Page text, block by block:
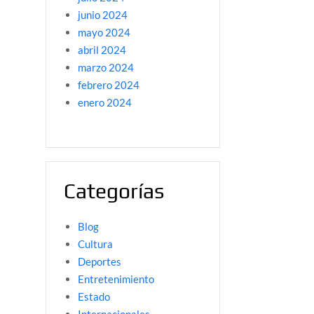
junio 2024
mayo 2024
abril 2024
marzo 2024
febrero 2024
enero 2024
Categorías
Blog
Cultura
Deportes
Entretenimiento
Estado